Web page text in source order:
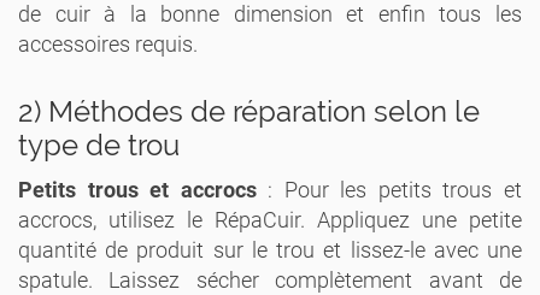
de cuir à la bonne dimension et enfin tous les
accessoires requis.
2) Méthodes de réparation selon le
type de trou
Petits trous et accrocs: Pour les petits trous et
accrocs, utilisez le RépaCuir. Appliquez une petite
quantité de produit sur le trou et lissez-le avec une
spatule. Laissez sécher complètement avant de